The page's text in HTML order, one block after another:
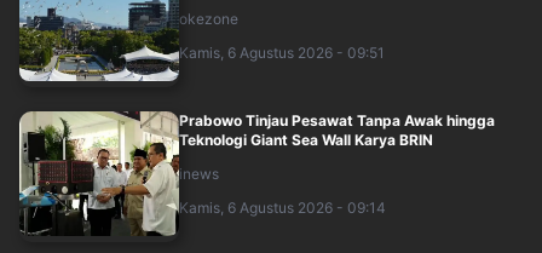
okezone
Kamis, 6 Agustus 2026 - 09:51
Prabowo Tinjau Pesawat Tanpa Awak hingga
Teknologi Giant Sea Wall Karya BRIN
inews
Kamis, 6 Agustus 2026 - 09:14